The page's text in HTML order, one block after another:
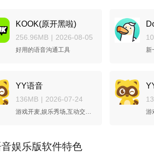
KOOK(原开黑啦)
256.96MB | 2026-08-05
好用的语音沟通工具 新
YY语音
136MB | 2026-07-24
游戏开麦,娱乐秀场,互动交友,畅快体验,就在YY
娱乐版软件特色